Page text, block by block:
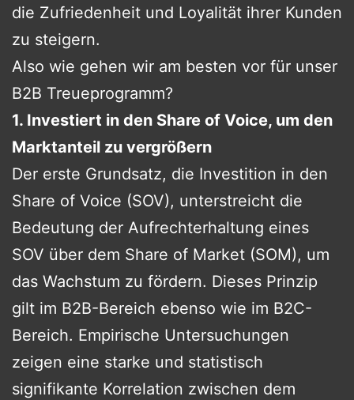
die Zufriedenheit und Loyalität ihrer Kunden
zu steigern.
Also wie gehen wir am besten vor für unser
B2B Treueprogramm?
1. Investiert in den Share of Voice, um den
Marktanteil zu vergrößern
Der erste Grundsatz, die Investition in den
Share of Voice (SOV), unterstreicht die
Bedeutung der Aufrechterhaltung eines
SOV über dem Share of Market (SOM), um
das Wachstum zu fördern. Dieses Prinzip
gilt im B2B-Bereich ebenso wie im B2C-
Bereich. Empirische Untersuchungen
zeigen eine starke und statistisch
signifikante Korrelation zwischen dem